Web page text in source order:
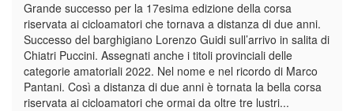
Grande successo per la 17esima edizione della corsa
riservata ai cicloamatori che tornava a distanza di due anni.
Successo del barghigiano Lorenzo Guidi sull’arrivo in salita di
Chiatri Puccini. Assegnati anche i titoli provinciali delle
categorie amatoriali 2022. Nel nome e nel ricordo di Marco
Pantani. Così a distanza di due anni è tornata la bella corsa
riservata ai cicloamatori che ormai da oltre tre lustri...